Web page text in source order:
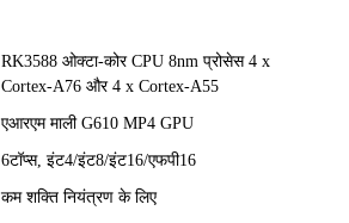
RK3588 ओक्टा-कोर CPU 8nm प्रोसेस 4 x
Cortex-A76 और 4 x Cortex-A55
एआरएम माली G610 MP4 GPU
6टॉप्स, इंट4/इंट8/इंट16/एफपी16
कम शक्ति नियंत्रण के लिए